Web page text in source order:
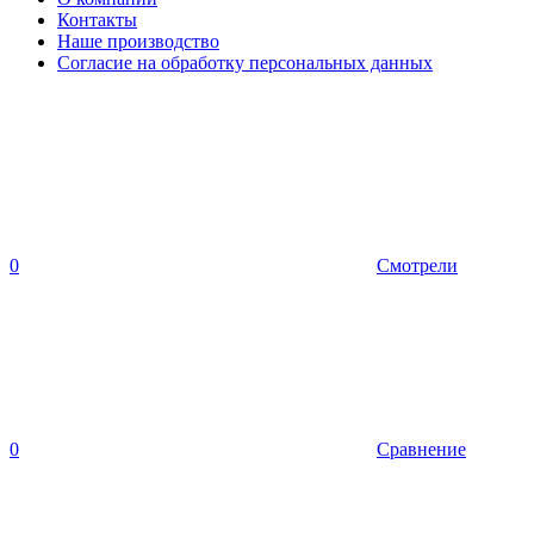
Контакты
Наше производство
Согласие на обработку персональных данных
0 Смотрели
0 Сравнение